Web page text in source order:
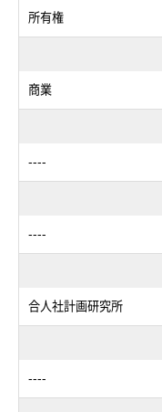
所有権
商業
----
----
合人社計画研究所
----